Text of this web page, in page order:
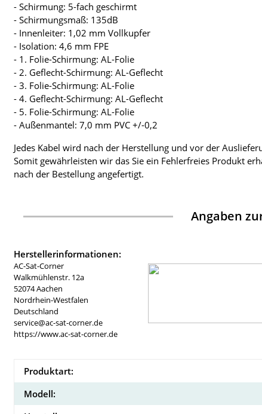
- Schirmung: 5-fach geschirmt
- Schirmungsmaß: 135dB
- Innenleiter: 1,02 mm Vollkupfer
- Isolation: 4,6 mm FPE
- 1. Folie-Schirmung: AL-Folie
- 2. Geflecht-Schirmung: AL-Geflecht
- 3. Folie-Schirmung: AL-Folie
- 4. Geflecht-Schirmung: AL-Geflecht
- 5. Folie-Schirmung: AL-Folie
- Außenmantel: 7,0 mm PVC +/-0,2
Jedes Kabel wird nach der Herstellung und vor der
Somit gewährleisten wir das Sie ein Fehlerfreies Produkt
nach der Bestellung angefertigt.
Angaben
Herstellerinformationen:
AC-Sat-Corner
Walkmühlenstr. 12a
52074 Aachen
Nordrhein-Westfalen
Deutschland
service@ac-sat-corner.de
https://www.ac-sat-corner.de
Produktart:
Modell: